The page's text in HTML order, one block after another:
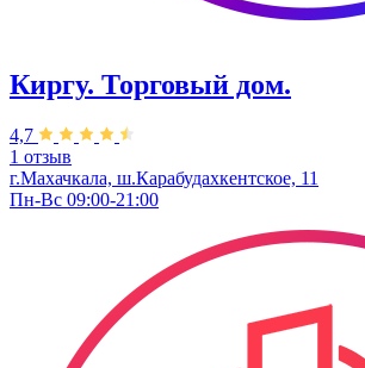
Киргу. Торговый дом.
4,7
1 отзыв
г.Махачкала, ш.Карабудахкентское, 11
Пн-Вс 09:00-21:00